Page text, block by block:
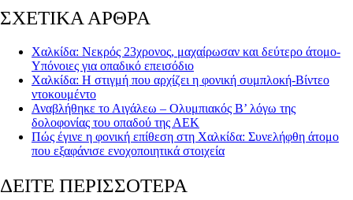
ΣΧΕΤΙΚΑ ΑΡΘΡΑ
Χαλκίδα: Νεκρός 23χρονος, μαχαίρωσαν και δεύτερο άτομο-
Υπόνοιες για οπαδικό επεισόδιο
Χαλκίδα: Η στιγμή που αρχίζει η φονική συμπλοκή-Βίντεο
ντοκουμέντο
Αναβλήθηκε το Αιγάλεω – Ολυμπιακός Β’ λόγω της
δολοφονίας του οπαδού της ΑΕΚ
Πώς έγινε η φονική επίθεση στη Χαλκίδα: Συνελήφθη άτομο
που εξαφάνισε ενοχοποιητικά στοιχεία
ΔΕΙΤΕ ΠΕΡΙΣΣΟΤΕΡΑ